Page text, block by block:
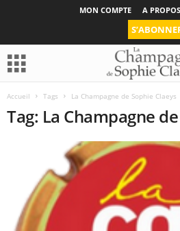
MON COMPTE A PROPOS
Accueil Tags La Champagne de Sophie Claeys
Tag: La Champagne